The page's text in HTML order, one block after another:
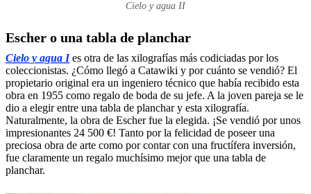
Cielo y agua II
Escher o una tabla de planchar
Cielo y agua Ies otra de las xilografías más codiciadas por los
coleccionistas. ¿Cómo llegó a Catawiki y por cuánto se vendió? El
propietario original era un ingeniero técnico que había recibido esta
obra en 1955 como regalo de boda de su jefe. A la joven pareja se le
dio a elegir entre una tabla de planchar y esta xilografía.
Naturalmente, la obra de Escher fue la elegida. ¡Se vendió por unos
impresionantes 24 500 €! Tanto por la felicidad de poseer una
preciosa obra de arte como por contar con una fructífera inversión,
fue claramente un regalo muchísimo mejor que una tabla de
planchar.